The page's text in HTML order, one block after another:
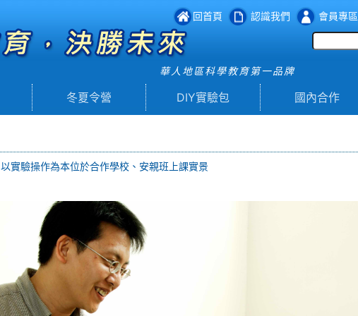
回首頁 認識我們 會員專區
華人地區科學教育第一品牌
冬夏令營 DIY實驗包 國內合作
以實驗操作為本位於合作學校、安親班上課實景